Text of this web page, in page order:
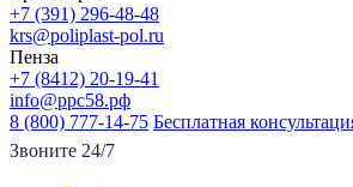
+7 (391) 296-48-48
krs@poliplast-pol.ru
Пенза
+7 (8412) 20-19-41
info@ррс58.рф
8 (800) 777-14-75 Бесплатная
Звоните 24/7